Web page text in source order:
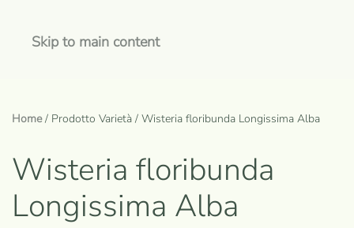
Skip to main content
Home/ Prodotto Varietà / Wisteria floribunda Longissima Alba
Wisteria floribunda
Longissima Alba